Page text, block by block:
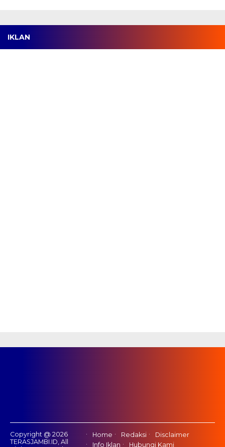
IKLAN
Copyright @ 2026
TERASJAMBI.ID, All
Home Redaksi
Disclaimer
Info Iklan
Hubungi Kami